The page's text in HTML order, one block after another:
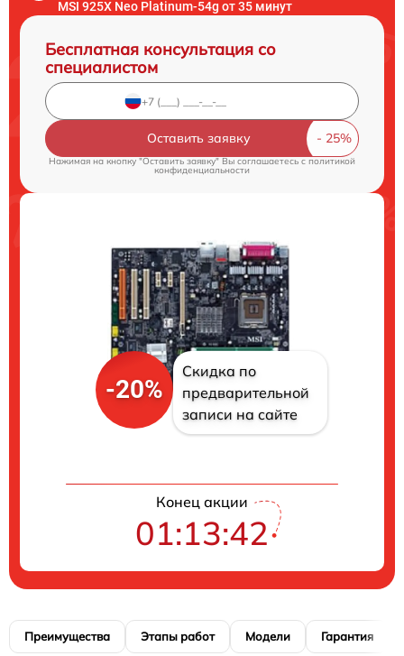
MSI 925X Neo Platinum-54g от 35 минут
Бесплатная консультация со
специалистом
Оставить заявку
Нажимая на кнопку "Оставить заявку" Вы соглашаетесь cполитикой
конфиденциальности
-20%
Скидка по
предварительной
записи на сайте
Конец акции
01:13:41
Преимущества Этапы работ Модели Гарантия